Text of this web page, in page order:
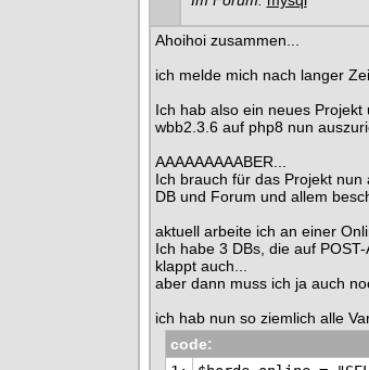
Ahoihoi zusammen...
ich melde mich nach langer
Ich hab also ein neues
wbb2.3.6 auf php8 nun
AAAAAAAAABER...
Ich brauch für das Projekt
DB und Forum und allem
aktuell arbeite ich an einer
Ich habe 3 DBs, die auf
klappt auch...
aber dann muss ich ja auch
ich hab nun so ziemlich alle
code: